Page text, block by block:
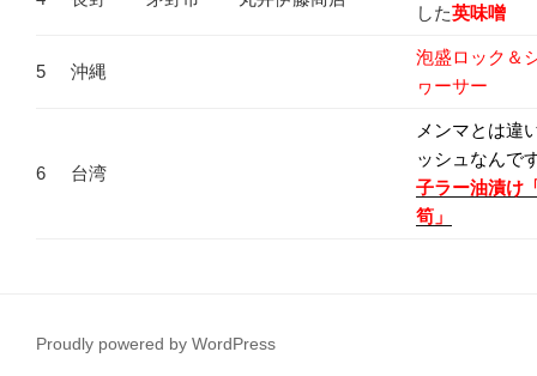
した英味噌
5 沖縄
泡盛ロック＆
ヮーサー
6 台湾
メンマとは違
ッシュなんで
子ラー油漬け
筍」
Proudly powered by WordPress